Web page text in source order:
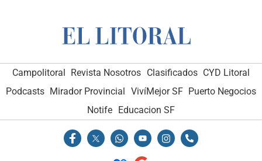
Campolitoral Revista Nosotros Clasificados CYD Litoral
Podcasts Mirador Provincial VivíMejor SF Puerto Negocios
Notife Educacion SF